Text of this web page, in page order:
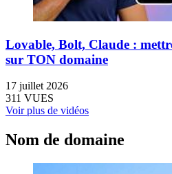
Lovable, Bolt, Claude :
sur TON domaine
17 juillet 2026
311 VUES
Voir plus de vidéos
Nom de domaine